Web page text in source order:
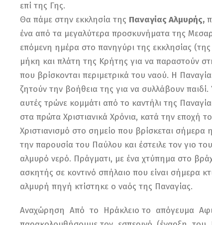
επί της Γης.
Θα πάμε στην εκκλησία της Παναγίας Αλμυρής,
ένα από τα μεγαλύτερα προσκυνήματα της
επόμενη ημέρα στο πανηγύρι της εκκλησίας
μήκη και πλάτη της Κρήτης για να παραστούν
που βρίσκονται περιμετρικά του ναού. Η
ζητούν την βοήθεια της για να συλλάβουν
αυτές τρώνε κομμάτι από το καντήλι της
στα πρώτα Χριστιανικά Χρόνια, κατά την εποχή
Χριστιανισμό στο σημείο που βρίσκεται
την παρουσία του Παύλου και έστειλε τον γιο
αλμυρό νερό. Πράγματι, με ένα χτύπημα στο
ασκητής σε κοντινό σπήλαιο που είναι σήμερα
αλμυρή πηγή κτίστηκε ο ναός της Παναγίας.
Αναχώρηση Από το Ηράκλειο το απόγευμα